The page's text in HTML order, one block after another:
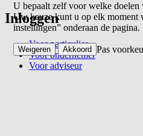
Inloggen
Voor particulier
Voor ondernemer
Voor adviseur
U bepaalt zelf voor welke doelen
Uw keuze kunt u op elk
instellingen” onderaan de pagina.
Pas
Weigeren Akkoord